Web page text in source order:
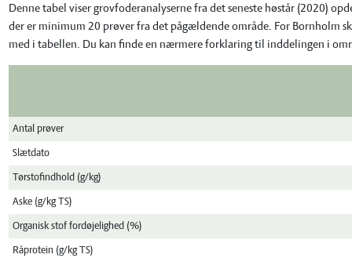
Denne tabel viser grovfoderanalyserne fra det seneste høstår (2020)
der er minimum 20 prøver fra det pågældende område. For Bornholm
med i tabellen. Du kan finde en nærmere forklaring til inddelingen i
Antal prøver
Slætdato
Tørstofindhold (g/kg)
Aske (g/kg TS)
Organisk stof fordøjelighed (%)
Råprotein (g/kg TS)